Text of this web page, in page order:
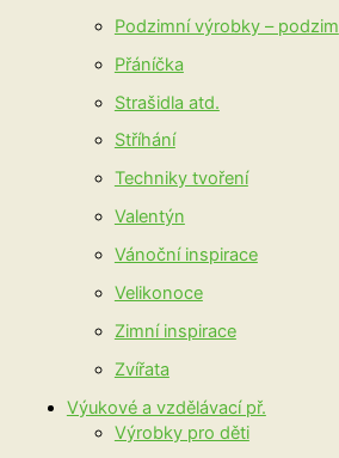
Podzimní výrobky – podzim
Přáníčka
Strašidla atd.
Stříhání
Techniky tvoření
Valentýn
Vánoční inspirace
Velikonoce
Zimní inspirace
Zvířata
Výukové a vzdělávací př.
Výrobky pro děti